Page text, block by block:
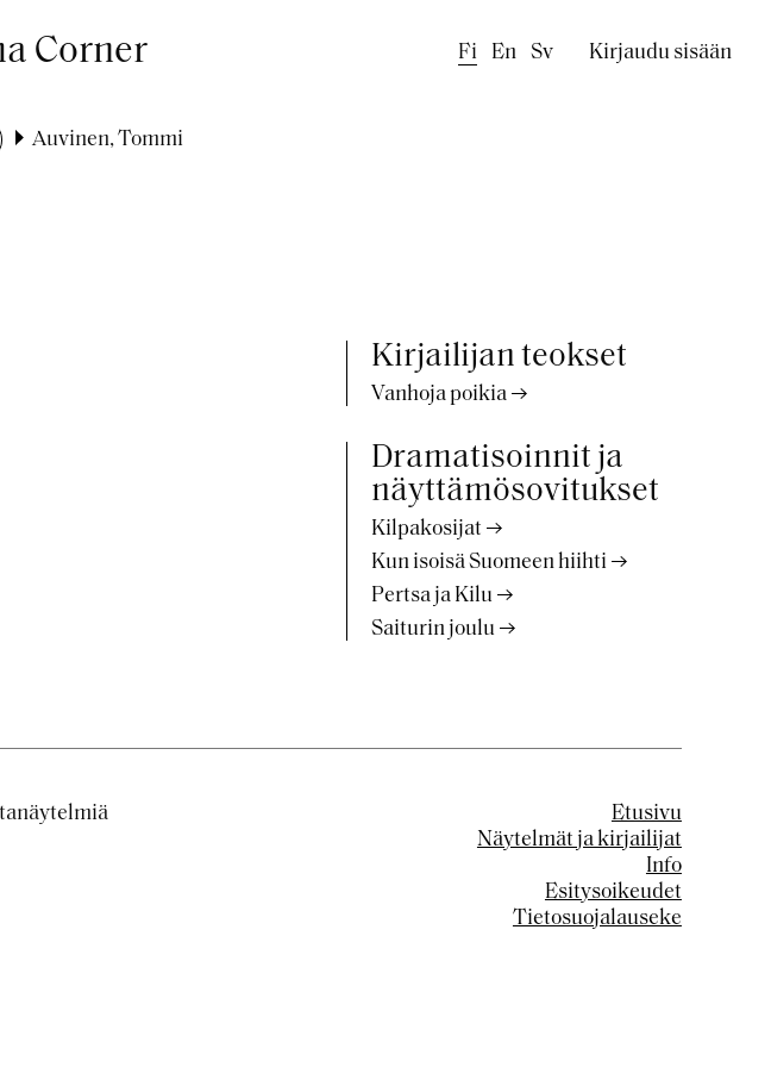
Corner Fi En Sv Kirjaudu sisään
Auvinen, Tommi
Kirjailijan teokset
Vanhoja poikia
Dramatisoinnit ja
näyttämösovitukset
Kilpakosijat
Kun isoisä Suomeen hiihti
Pertsa ja Kilu
Saiturin joulu
Etusivu
Näytelmät ja kirjailijat
Info
Esitysoikeudet
Tietosuojalauseke